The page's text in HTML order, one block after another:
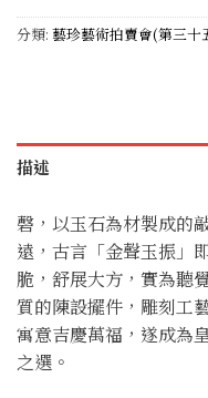
分類: 藝珍藝術拍賣會(第三十
描述
磬，以玉石為材製成的
遠，古言「金聲玉振」
脆，舒展大方，實為聽
質的陳設擺件，雕刻工
寓意吉慶萬福，遂成為
之選。